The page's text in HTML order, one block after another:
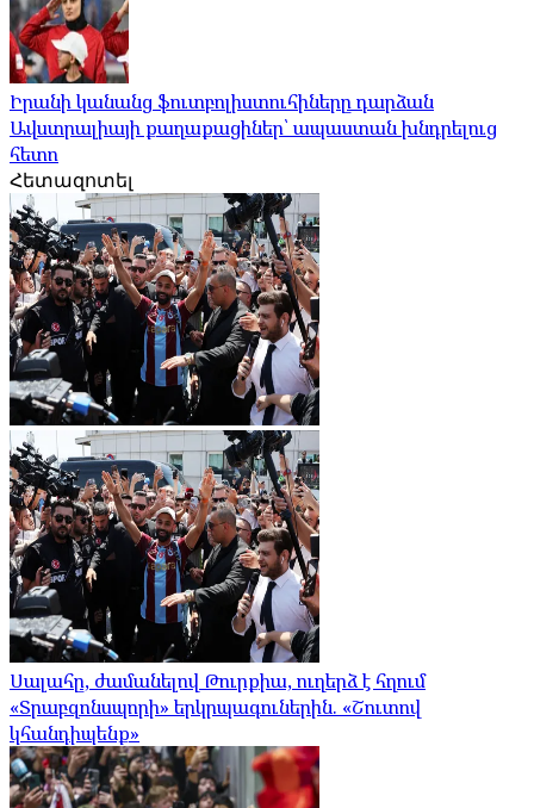
Իրանի կանանց ֆուտբոլիստուհիները դարձան
Ավստրալիայի քաղաքացիներ՝ ապաստան խնդրելուց
հետո
Հետազոտել
Սալահը, ժամանելով Թուրքիա, ուղերձ է հղում
«Տրաբզոնսպորի» երկրպագուներին. «Շուտով
կհանդիպենք»